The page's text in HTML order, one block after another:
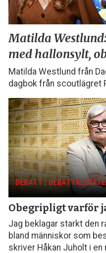
Matilda
med hallonsylt,
Matilda Westlund från
dagbok från scoutlägret
DEBATT |
Obegripligt varför
Jag beklagar starkt den
bland människor som
skriver Håkan Juholt i en